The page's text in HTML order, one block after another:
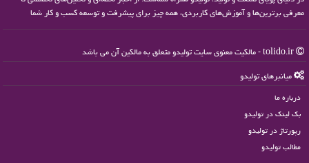
معرفی برترین‌ها و آموزش‌های کاربردی، همه چیز برای پیشرفت و توسعه کسب و کار شما
میانبرهای تولیدو
درباره ما
بک لینک در تولیدو
رپورتاژ در تولیدو
مطالب تولیدو